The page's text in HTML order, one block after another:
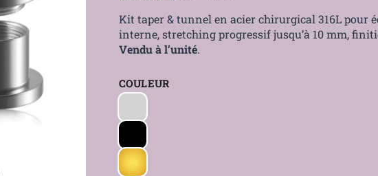
Kit taper & tunnel en acier chirurgical 316L pour
interne, stretching progressif jusqu’à 10 mm,
Vendu à l’unité.
COULEUR